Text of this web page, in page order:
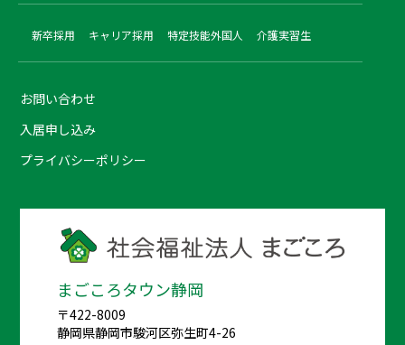
新卒採用 キャリア採用 特定技能外国人 介護実習生
お問い合わせ
入居申し込み
プライバシーポリシー
まごころタウン静岡
〒422-8009
静岡県静岡市駿河区弥生町4-26